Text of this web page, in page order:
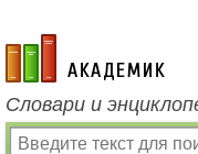
academic.ru
Словари и